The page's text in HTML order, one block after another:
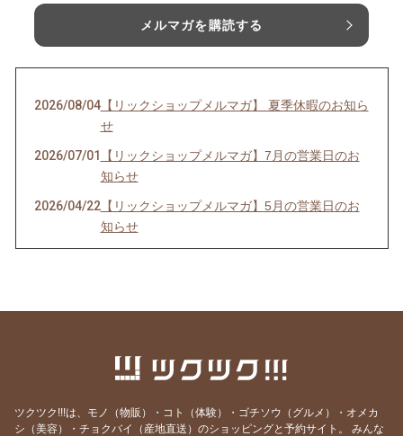
メルマガを購読する
2026/08/04【リックショップメルマガ】 夏季休暇のお知ら
せ
2026/07/01
【リックショップメルマガ】7月の営業日のお
知らせ
2026/04/22【リックショップメルマガ】5月の営業日のお
知らせ
【リックショップメルマガ】働き盛りの皆さん
へ 脳の活性化のツボ
2026/01/24 【リックショップメルマガ】2月の営業日のお
知らせ
ツクツク!!!は、モノ（物販）・コト（体験）・ゴチソウ（グルメ）・オメカ
シ（美容）・チョクバイ（産地直送）のショッピングと予約サイト。
みんな